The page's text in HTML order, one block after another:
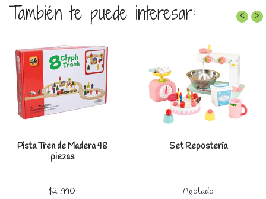
También te puede interesar:
Pista Tren de Madera 48
piezas
$21.990
Set Repostería
Agotado
‹ ›